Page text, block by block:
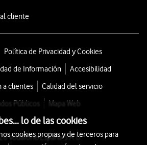
cliente
Política de Privacidad y Cookies
de Información
Accesibilidad
a clientes
Calidad del servicio
Públicos
Mapa Web
Vodafone España S.A.U.
lo de las cookies
cookies propias y de terceros para